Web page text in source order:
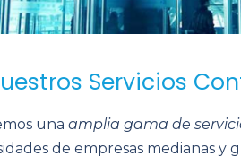
Servicios
una amplia gama de
de empresas medianas y